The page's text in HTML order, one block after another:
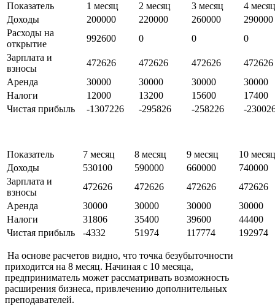
Показатель 1 месяц 2 месяц 3 месяц
4 месяц
Доходы
200000 220000 260000
290000
Расходы на
открытие
992600 0 0
0
Зарплата и
взносы
472626 472626 472626
472626
Аренда
30000 30000 30000
30000
Налоги
12000 13200 15600
17400
Чистая прибыль
-1307226 -295826 -258226 -
Показатель 7 месяц 8 месяц 9 месяц
10 месяц
Доходы
530100 590000 660000
740000
Зарплата и
взносы
472626 472626 472626
472626
Аренда
30000 30000 30000
30000
Налоги
31806 35400 39600
44400
Чистая прибыль
-4332 51974 117774 192974
На основе расчетов видно, что точка безубыточности
приходится на 8 месяц. Начиная с 10 месяца,
предприниматель может рассматривать возможность
расширения бизнеса, привлечению дополнительных
преподавателей.